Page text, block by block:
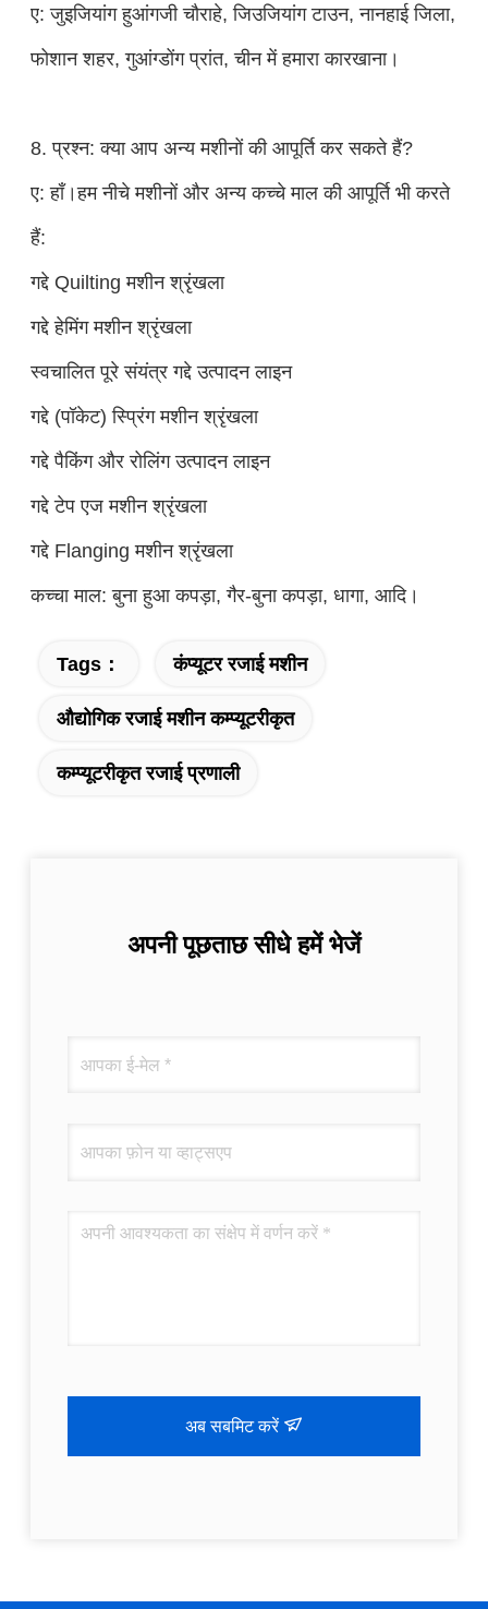
ए: जुइजियांग हुआंगजी चौराहे, जिउजियांग टाउन, नानहाई जिला,
फोशान शहर, गुआंग्डोंग प्रांत, चीन में हमारा कारखाना।
8. प्रश्न: क्या आप अन्य मशीनों की आपूर्ति कर सकते हैं?
ए: हाँ।हम नीचे मशीनों और अन्य कच्चे माल की आपूर्ति भी करते
हैं:
गद्दे Quilting मशीन श्रृंखला
गद्दे हेमिंग मशीन श्रृंखला
स्वचालित पूरे संयंत्र गद्दे उत्पादन लाइन
गद्दे (पॉकेट) स्प्रिंग मशीन श्रृंखला
गद्दे पैकिंग और रोलिंग उत्पादन लाइन
गद्दे टेप एज मशीन श्रृंखला
गद्दे Flanging मशीन श्रृंखला
कच्चा माल: बुना हुआ कपड़ा, गैर-बुना कपड़ा, धागा, आदि।
Tags： कंप्यूटर रजाई मशीन
औद्योगिक रजाई मशीन कम्प्यूटरीकृत
कम्प्यूटरीकृत रजाई प्रणाली
अपनी पूछताछ सीधे हमें भेजें
अब सबमिट करें